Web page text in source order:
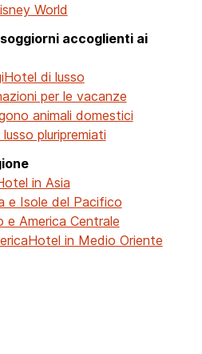
World
accoglienti ai
Hotel di lusso
per le vacanze
animali domestici
pluripremiati
in Asia
e Isole del Pacifico
e America Centrale
Hotel in Medio Oriente